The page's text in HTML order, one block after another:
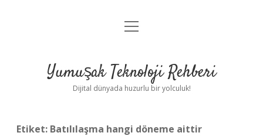
Anasayfa
Yasal Uyarı
menüyü
Yumuşak Teknoloji Rehberi
Dijital dünyada huzurlu bir yolculuk!
Etiket: Batılılaşma hangi döneme aittir